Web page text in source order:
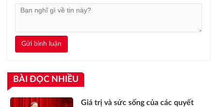
Gửi bình luận
BÀI ĐỌC NHIỀU
Giá trị và sức sống của các quyết